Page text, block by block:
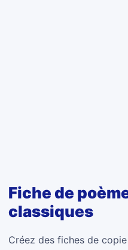
Fiche de
classiques
Créez des fiches de